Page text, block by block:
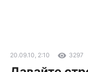
20.09.10, 2:10 3297